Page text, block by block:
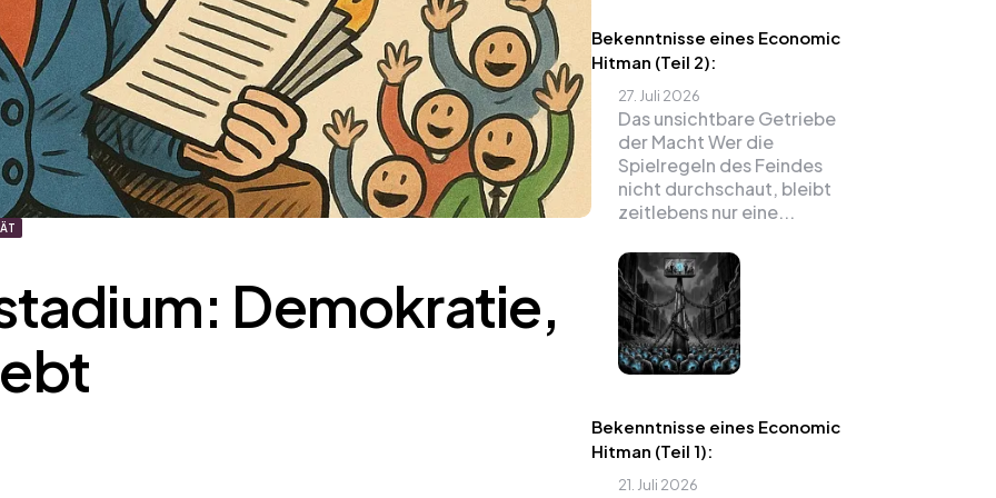
Demokratie,
Bekenntnisse eines Economic
Hitman (Teil 2):
27. Juli 2026
Das unsichtbare Getriebe
der Macht Wer die
Spielregeln des Feindes
nicht durchschaut, bleibt
zeitlebens nur eine...
Bekenntnisse eines Economic
Hitman (Teil 1):
21. Juli 2026